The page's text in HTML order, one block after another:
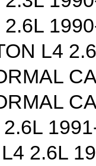
L4
2.6L